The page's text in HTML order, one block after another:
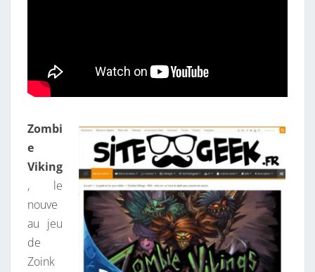
Zombi
e
Viking
, le
nouve
au jeu
de
Zoink